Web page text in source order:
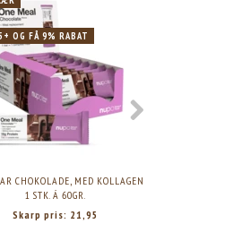
OG FÅ 9% RABAT
CHOKOLADE, MED KOLLAGEN
1 STK. Á 60GR.
Skarp pris: 21,95